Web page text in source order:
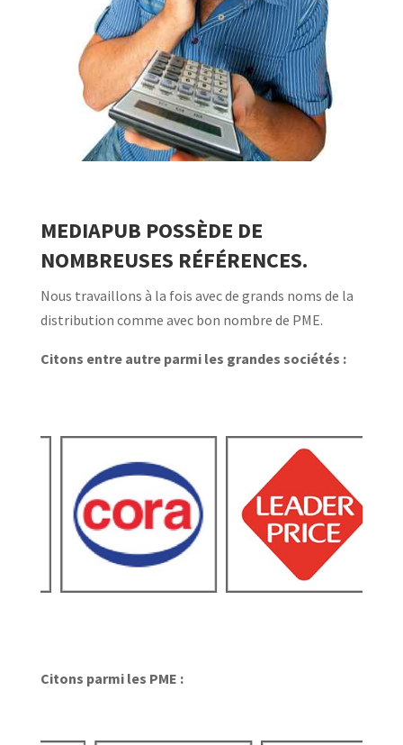
MEDIAPUB POSSÈDE DE
NOMBREUSES RÉFÉRENCES.
Nous travaillons à la fois avec de grands noms de la
distribution comme avec bon nombre de PME.
Citons entre autre parmi les grandes sociétés :
Citons parmi les PME :